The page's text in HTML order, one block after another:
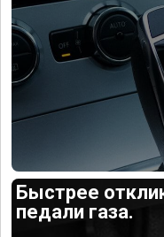
Быстрее
педали газа.